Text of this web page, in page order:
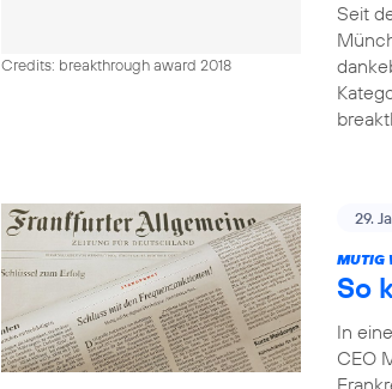
Credits: breakthrough award 2018
Seit
29.
MUTIG
So
In
CEO